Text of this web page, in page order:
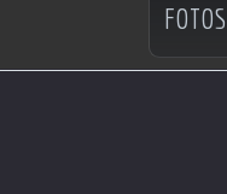
FOTOS